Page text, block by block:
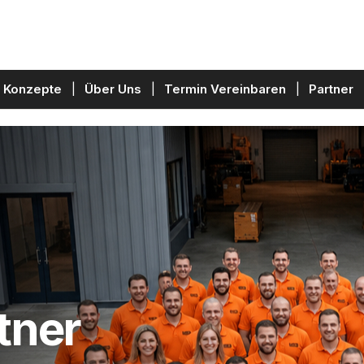
Konzepte Über Uns Termin Vereinbaren Partner